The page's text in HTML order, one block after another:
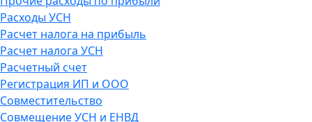
Расходы УСН
Расчет налога на прибыль
Расчет налога УСН
Расчетный счет
Регистрация ИП и ООО
Совместительство
Совмещение УСН и ЕНВД